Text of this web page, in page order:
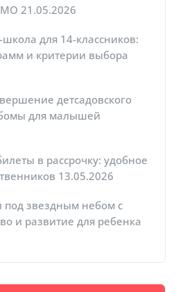
МО 21.05.2026
для 14-классников:
и критерии выбора
детсадовского
для малышей
в рассрочку: удобное
13.05.2026
под звездным небом с
и развитие для ребенка